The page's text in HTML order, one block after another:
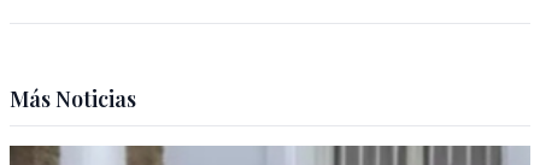
Más Noticias